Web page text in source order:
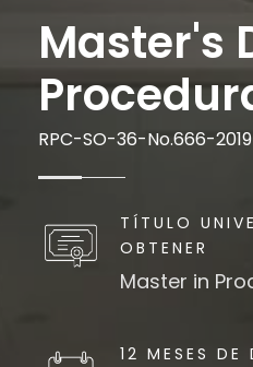
Master's
RPC-SO-36-No.666-2019
TÍTULO
OBTENER
Master in
12 MESES DE